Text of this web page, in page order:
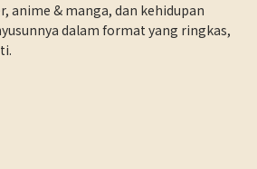
anime & manga, dan kehidupan
dalam format yang ringkas,